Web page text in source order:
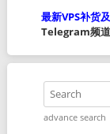
最新VPS补货
Telegram频道
advance search